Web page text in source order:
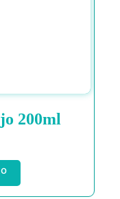
200ml